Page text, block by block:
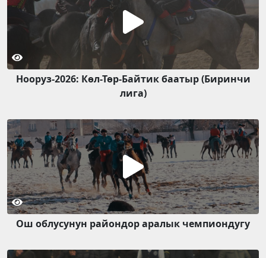
Нооруз-2026: Көл-Төр-Байтик баатыр (Биринчи
лига)
Ош облусунун райондор аралык чемпиондугу